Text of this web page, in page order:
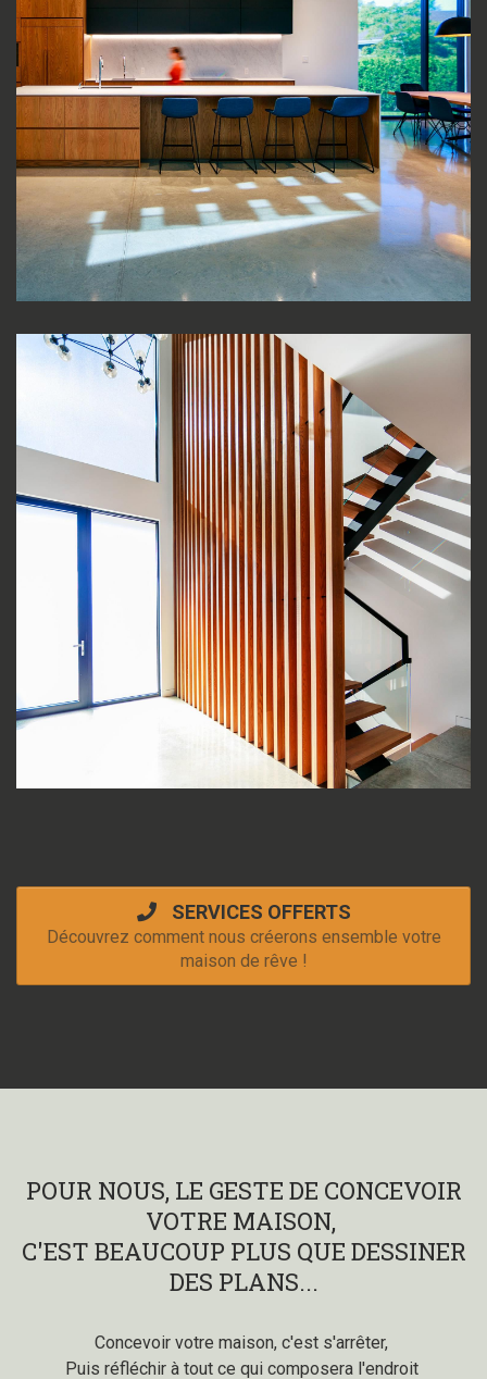
SERVICES OFFERTS
Découvrez comment nous créerons ensemble votre
maison de rêve !
POUR NOUS, LE GESTE DE CONCEVOIR
VOTRE MAISON,
C'EST BEAUCOUP PLUS QUE DESSINER
DES PLANS...
Concevoir votre maison, c'est s'arrêter,
Puis réfléchir à tout ce qui composera l'endroit